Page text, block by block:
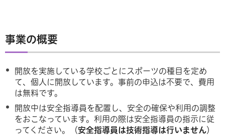
事業の概要
開放を実施している学校ごとにスポーツの種目を定め
て、個人に開放しています。事前の申込は不要で、費用
は無料です。
開放中は安全指導員を配置し、安全の確保や利用の調整
をおこなっています。利用の際は安全指導員の指示に従
ってください。（安全指導員は技術指導は行いません）